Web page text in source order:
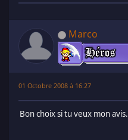
Marco
01 Octobre 2008 à 16:27
Bon choix si tu veux mon avis.